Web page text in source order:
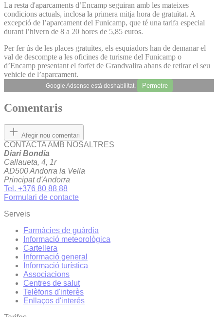
La resta d'aparcaments d’Encamp seguiran amb les mateixes
condicions actuals, inclosa la primera mitja hora de gratuïtat. A
excepció de l’aparcament del Funicamp, que té una tarifa especial
durant l’hivern de 8 a 20 hores de 5,85 euros.
Per fer ús de les places gratuïtes, els esquiadors han de demanar el
val de descompte a les oficines de turisme del Funicamp o
d’Encamp presentant el forfet de Grandvalira abans de retirar el seu
vehicle de l’aparcament.
Google Adsense està deshabilitat. Permetre
Comentaris
Afegir nou comentari
CONTACTA AMB NOSALTRES
Diari Bondia
Callaueta, 4, 1r
AD500 Andorra la Vella
Principat d'Andorra
Tel. +376 80 88 88
Formulari de contacte
Serveis
Farmàcies de guàrdia
Informació meteorològica
Cartellera
Informació general
Informació turística
Associacions
Centres de salut
Telèfons d'interès
Enllaços d'interés